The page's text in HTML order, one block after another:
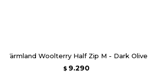
Värmland Woolterry Half Zip M - Dark Olive
$ 9.290